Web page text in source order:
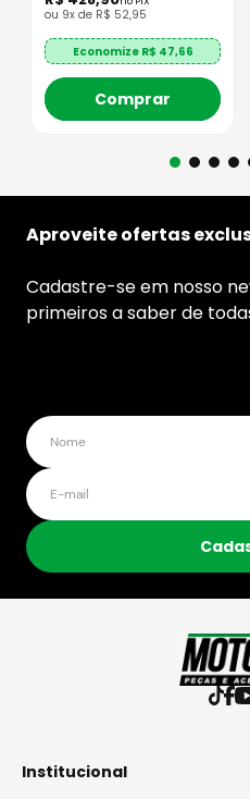
ou 9x de R$ 52,95
Economize R$ 47,66
Comprar
Aproveite ofertas
Cadastre-se em nosso
primeiros a saber de
Institucional